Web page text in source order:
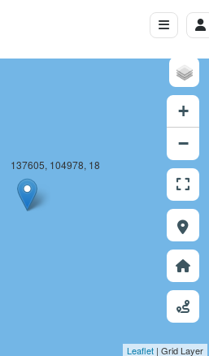
137605, 104978, 18
+
−
Leaflet | Grid Layer